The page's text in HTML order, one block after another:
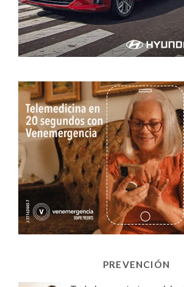
PREVENCIÓN